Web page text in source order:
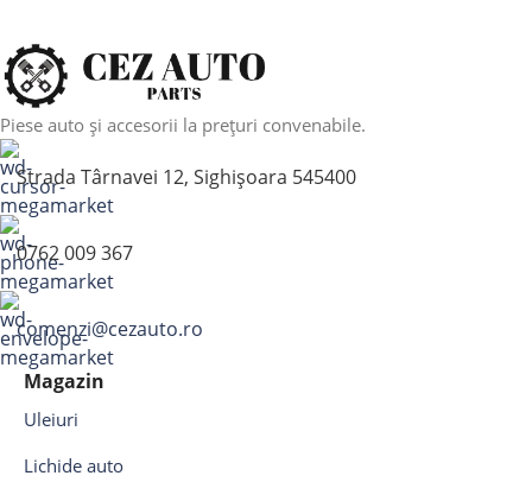
Piese auto și accesorii la prețuri convenabile.
Strada Târnavei 12, Sighișoara 545400
0762 009 367
comenzi@cezauto.ro
Magazin
Uleiuri
Lichide auto